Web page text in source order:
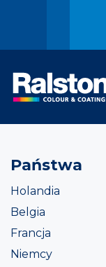
Państwa
Holandia
Belgia
Francja
Niemcy